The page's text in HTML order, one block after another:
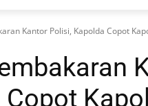
Kantor Polisi, Kapolda Copot
Copot